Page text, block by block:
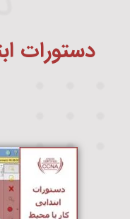
دستورات